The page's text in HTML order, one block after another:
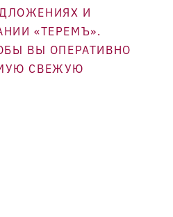
И
«ТЕРЕМЪ».
ВЫ ОПЕРАТИВНО
СВЕЖУЮ